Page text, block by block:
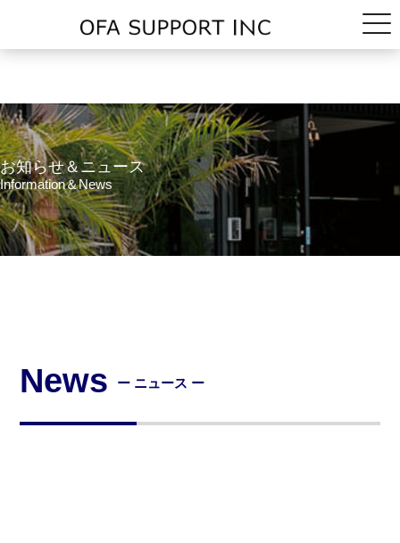
お知らせ＆ニュース
Information＆News
News ー ニュース ー